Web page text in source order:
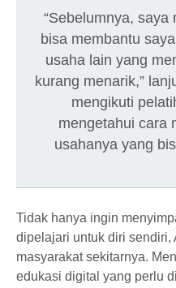
“Sebelumnya,
bisa membantu
usaha lain yang
kurang menarik,”
mengikuti
mengetahui cara
usahanya yang
Tidak hanya ingin
dipelajari untuk diri sendiri,
masyarakat sekitarnya.
edukasi digital yang perlu